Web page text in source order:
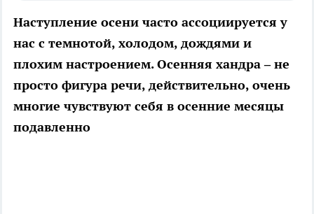
Наступление осени часто ассоциируется у
нас с темнотой, холодом, дождями и
плохим настроением. Осенняя хандра – не
просто фигура речи, действительно, очень
многие чувствуют себя в осенние месяцы
подавленно